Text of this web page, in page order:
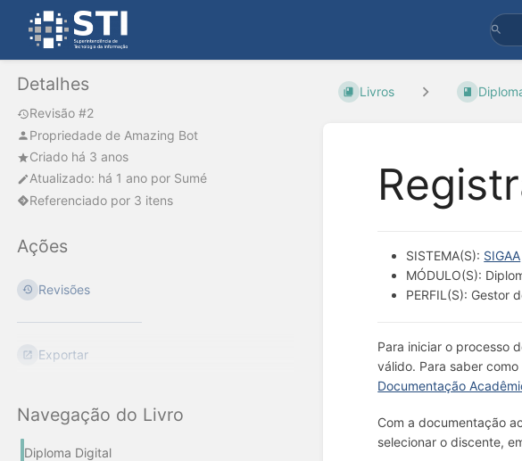
Detalhes
Revisão #2
Propriedade de Amazing Bot
Criado há 3 anos
Atualizado: há 1 ano por Sumé
Referenciado por 3 itens
Ações
Revisões
Exportar
Navegação do Livro
Diploma Digital
Livros
SISTEMA(S): SIGAA
MÓDULO(S):
PERFIL(S): Gestor
Para iniciar o processo
válido. Para saber
Documentação
Com a documentação
selecionar o discente,